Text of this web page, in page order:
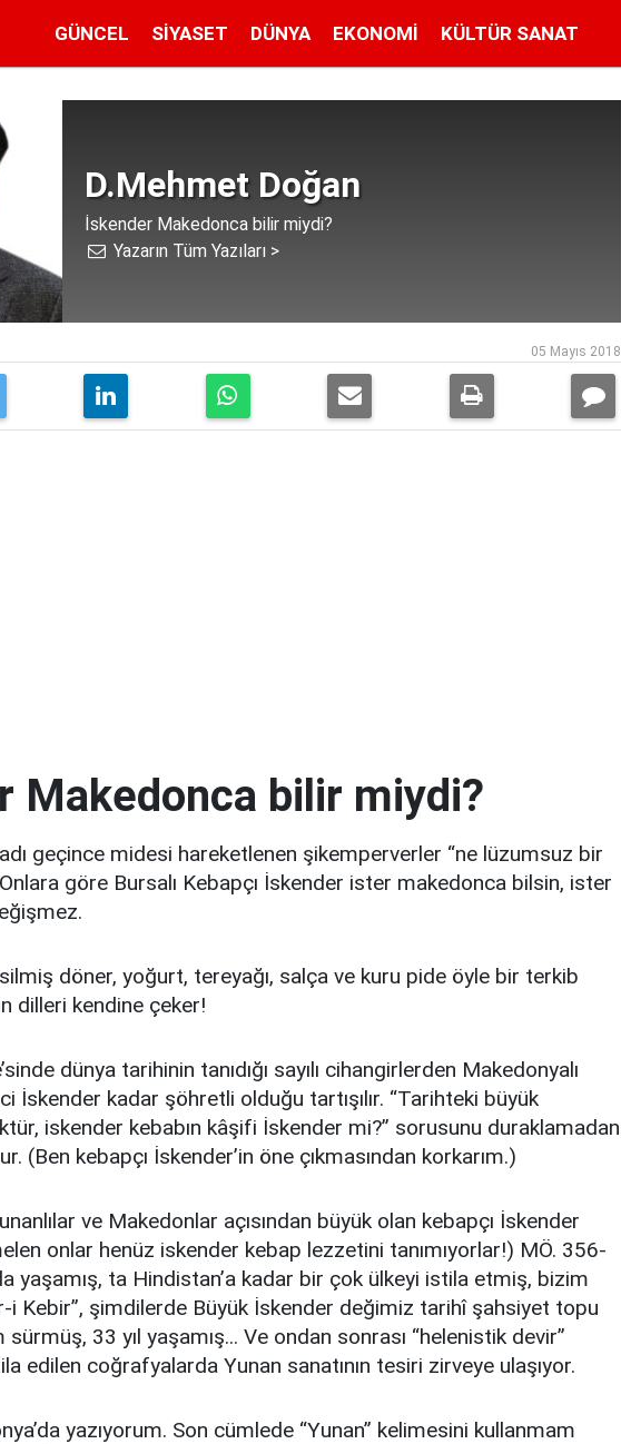
GÜNCEL SIYASET DÜNYA EKONOMI KÜLTÜR SANAT
D.Mehmet Doğan
İskender Makedonca bilir miydi?
Yazarın Tüm Yazıları >
05 Mayıs 2018
Makedonca bilir miydi?
geçince midesi hareketlenen şikemperverler “ne lüzumsuz bir
göre Bursalı Kebapçı İskender ister makedonca bilsin, ister
döner, yoğurt, tereyağı, salça ve kuru pide öyle bir terkib
dilleri kendine çeker!
dünya tarihinin tanıdığı sayılı cihangirlerden Makedonyalı
İskender kadar şöhretli olduğu tartışılır. “Tarihteki büyük
iskender kebabın kâşifi İskender mi?” sorusunu duraklamadan
(Ben kebapçı İskender’in öne çıkmasından korkarım.)
ve Makedonlar açısından büyük olan kebapçı İskender
onlar henüz iskender kebap lezzetini tanımıyorlar!) MÖ. 356-
yaşamış, ta Hindistan’a kadar bir çok ülkeyi istila etmiş, bizim
i Kebir”, şimdilerde Büyük İskender değimiz tarihî şahsiyet topu
sürmüş, 33 yıl yaşamış... Ve ondan sonrası “helenistik devir”
edilen coğrafyalarda Yunan sanatının tesiri zirveye ulaşıyor.
yazıyorum. Son cümlede “Yunan” kelimesini kullanmam